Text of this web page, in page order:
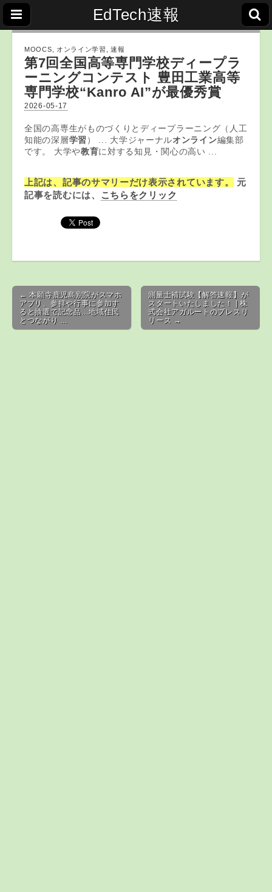
EdTech速報
MOOCS オンライン学習 ,速報
第7回全国高等専門学校ディープラ
ーニングコンテスト 豊田工業高等
専門学校“Kanro AI”が最優秀賞
2026-05-17
全国の高専生がものづくりとディープラーニング（人工
知能の深層学習 ） ... 大学ジャーナルオンライン編集部
です。 大学や教育に対する知見・関心の高い ...
上記は、記事のサマリーだけ表示されています。
元
記事を読むには、 こちらをクリック
Post navigation
← 本願寺鹿児島別院がスマホ
アプリ、参拝や行事に参加す
ると抽選で記念品…地域住民
とつながり …
測量士補試験【解答速報】が
スタートいたしました！ | 株
式会社アガルートのプレスリ
リース →